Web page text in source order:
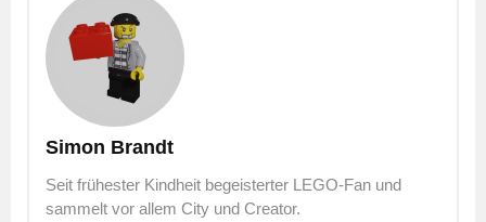
Simon Brandt
Seit frühester Kindheit begeisterter LEGO-Fan und
sammelt vor allem City und Creator.